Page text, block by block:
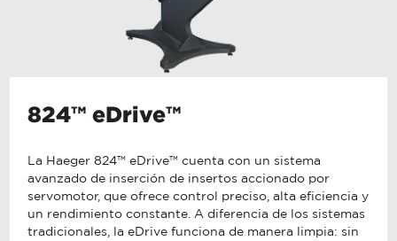
824™ eDrive™
La Haeger 824™ eDrive™ cuenta con un sistema
avanzado de inserción de insertos accionado por
servomotor, que ofrece control preciso, alta eficiencia y
un rendimiento constante. A diferencia de los sistemas
tradicionales, la eDrive funciona de manera limpia: sin